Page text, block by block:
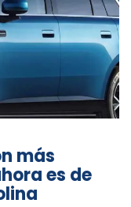
más
es de